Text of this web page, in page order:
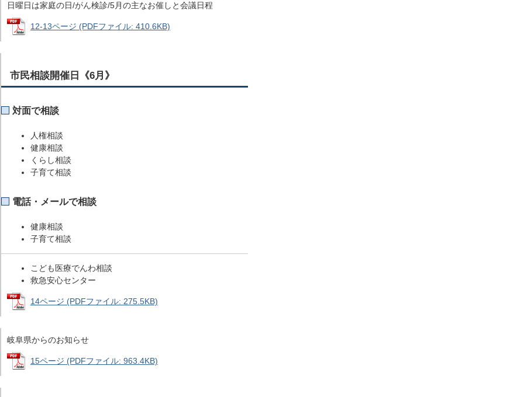
日曜日は家庭の日/がん検診/5月の主なお催しと会議日程
12-13ページ (PDFファイル: 410.6KB)
市民相談開催日《6月》
対面で相談
人権相談
健康相談
くらし相談
子育て相談
電話・メールで相談
健康相談
子育て相談
こども医療でんわ相談
救急安心センター
14ページ (PDFファイル: 275.5KB)
岐阜県からのお知らせ
15ページ (PDFファイル: 963.4KB)